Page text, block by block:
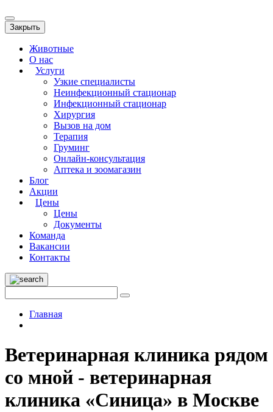
Закрыть
Животные
О нас
Услуги
Узкие специалисты
Неинфекционный стационар
Инфекционный стационар
Хирургия
Вызов на дом
Терапия
Груминг
Онлайн-консультация
Аптека и зоомагазин
Блог
Акции
Цены
Цены
Документы
Команда
Вакансии
Контакты
Главная
Ветеринарная клиника рядом
со мной - ветеринарная
клиника «Синица» в Москве